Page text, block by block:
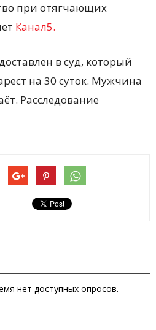
при отягчающих
Канал5.
в суд, который
на 30 суток. Мужчина
Расследование
нет доступных опросов.